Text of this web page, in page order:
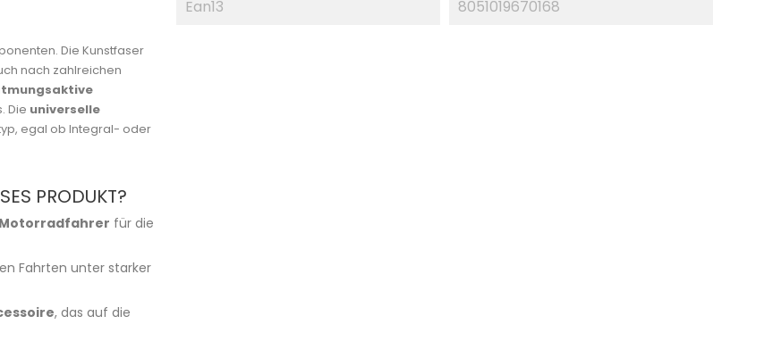
Die Kunstfaser
nach zahlreichen
Die universelle
egal ob Integral- oder
PRODUKT?
für die
Fahrten unter starker
, das auf die
Ean13 8051019670168